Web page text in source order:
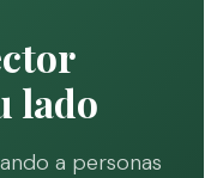
lado
a personas